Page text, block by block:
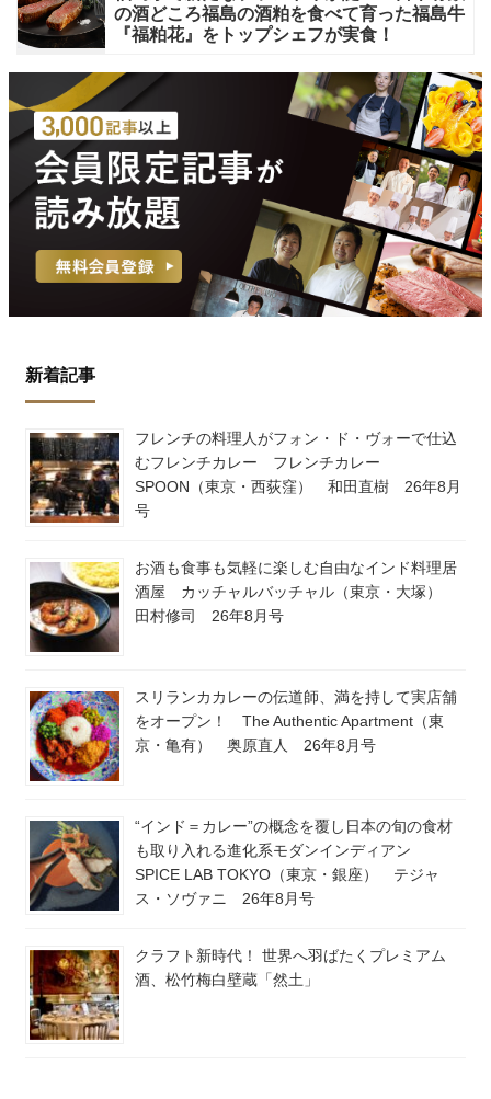
の酒どころ福島の酒粕を食べて育った福島牛
『福粕花』をトップシェフが実食！
新着記事
フレンチの料理人がフォン・ド・ヴォーで仕込
むフレンチカレー フレンチカレー
SPOON（東京・西荻窪） 和田直樹 26年8月
号
お酒も食事も気軽に楽しむ自由なインド料理居
酒屋 カッチャルバッチャル（東京・大塚）
田村修司 26年8月号
スリランカカレーの伝道師、満を持して実店舗
をオープン！ The Authentic Apartment（東
京・亀有） 奥原直人 26年8月号
“インド＝カレー”の概念を覆し日本の旬の食材
も取り入れる進化系モダンインディアン
SPICE LAB TOKYO（東京・銀座） テジャ
ス・ソヴァニ 26年8月号
クラフト新時代！ 世界へ羽ばたくプレミアム
酒、松竹梅白壁蔵「然土」